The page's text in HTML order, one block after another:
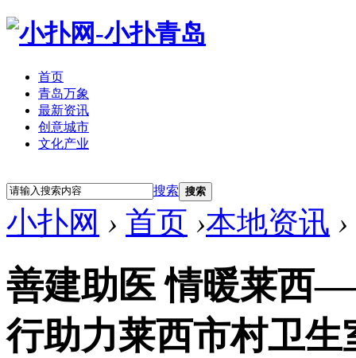
首页
青岛万象
最新资讯
创意城市
文化产业
搜索 搜索
小扑网 › 首页 ›本地资讯 ›
善建助医 情暖莱西
行助力莱西市村卫